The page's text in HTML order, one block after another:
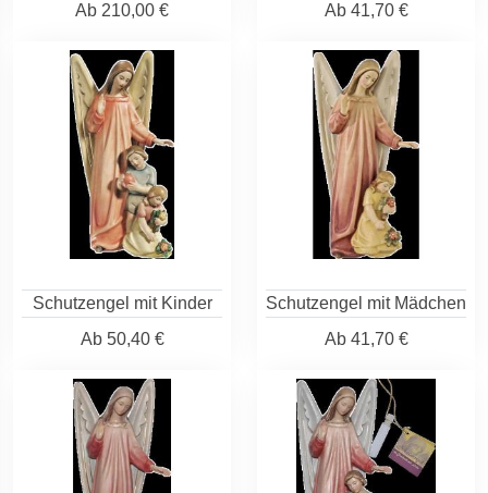
Ab 210,00 €
Ab41,70 €
Schutzengel mit Kinder
Ab50,40 €
Schutzengel mit Mädchen
Ab41,70 €